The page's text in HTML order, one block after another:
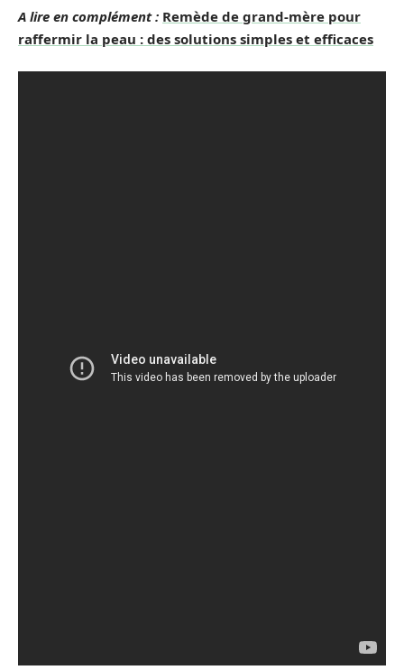
A lire en complément : Remède de grand-mère pour
raffermir la peau : des solutions simples et efficaces